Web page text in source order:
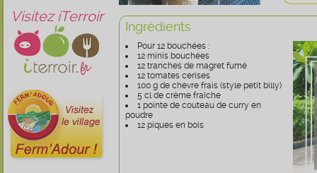
Visitez iTerroir
Ingrédients
Pour 12 bouchées :
12 minis bouchées
12 tranches de magret fumé
12 tomates cerises
100 g de chèvre frais (style petit billy)
5 cl de crème fraîche
1 pointe de couteau de curry en
poudre
12 piques en bois